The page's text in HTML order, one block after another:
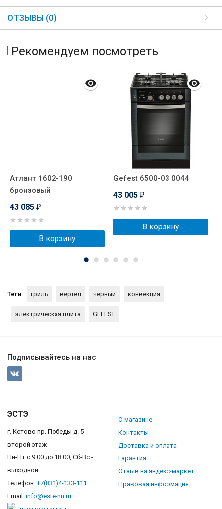
ОТЗЫВЫ (0)
Рекомендуем посмотреть
Атлант 1602-190
бронзовый
43 085 ₽
В корзину
Gefest 6500-03 0044
43 005 ₽
В корзину
Теги: гриль вертел черный конвекция
электрическая плита GEFEST
Подписывайтесь на нас
ЭСТЭ
г. Кстово пр. Победы д. 5
второй этаж
Пн-Пт с 9:00 до 18:00, Сб-Вс -
выходной
Телефон: +7(831)4-133-111
Email: info@este-nn.ru
О магазине
Контакты
Доставка и оплата
Гарантия
Отзыв на яндекс-маркет
Правовая информация